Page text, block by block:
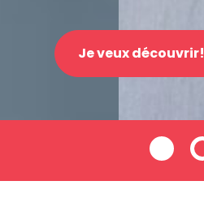
Je veux découvrir!